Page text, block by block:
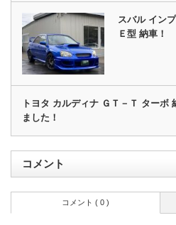
スバル イン
Ｅ型 納車！
トヨタ カルディナ ＧＴ－Ｔ ターボ
ました！
コメント
コメント ( 0 )